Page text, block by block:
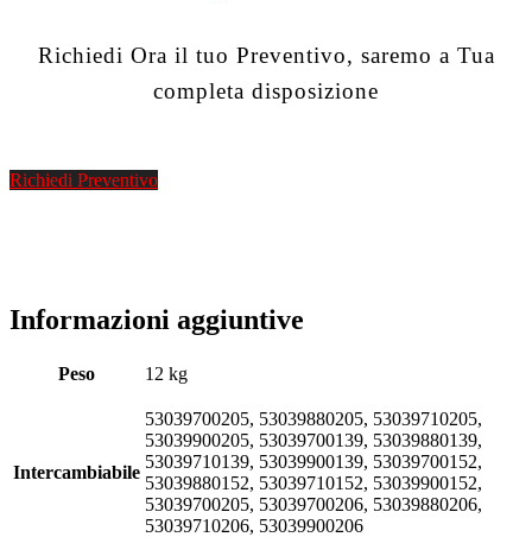
Richiedi Ora il tuo Preventivo, saremo a Tua
completa disposizione
Richiedi Preventivo
Informazioni aggiuntive
Peso 12 kg
Intercambiabile
53039700205, 53039880205, 53039710205,
53039900205, 53039700139, 53039880139,
53039710139, 53039900139, 53039700152,
53039880152, 53039710152, 53039900152,
53039700205, 53039700206, 53039880206,
53039710206, 53039900206